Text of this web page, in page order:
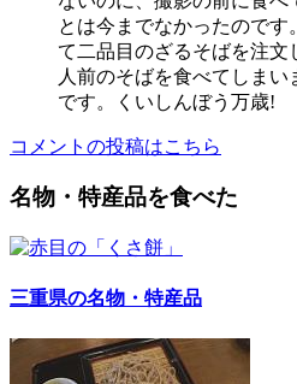
とは今までなかったので
て二品目のざるそばを注文
人前のそばを食べてしま
です。くいしんぼう万歳!
コメントの投稿はこちら
名物・特産品を食べた
三重県の名物・特産品